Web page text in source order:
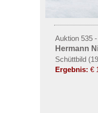
Auktion 535
Hermann
Schüttbild
Ergebnis: €